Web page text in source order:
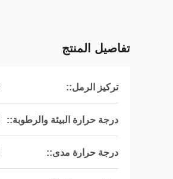
تفاصيل المنتج
تركيز الرمل::
درجة حرارة البيئة والرطوبة::
درجة حرارة مدى::